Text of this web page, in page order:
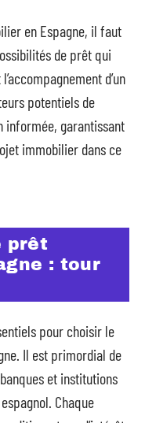
en Espagne, il faut
de prêt qui
d’un
potentiels de
informée, garantissant
immobilier dans ce
prêt
: tour
pour choisir le
Il est primordial de
et institutions
Chaque